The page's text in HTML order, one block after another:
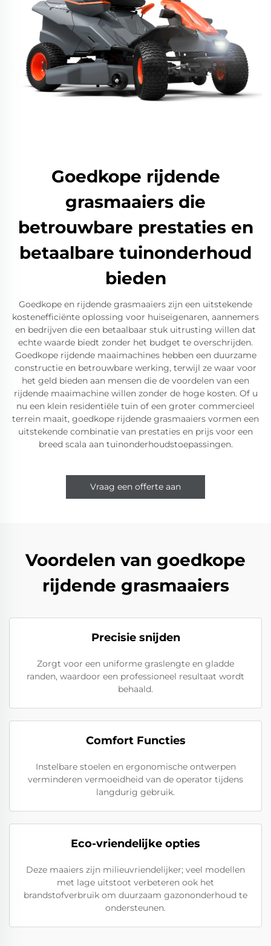
Goedkope rijdende
grasmaaiers die
betrouwbare prestaties en
betaalbare tuinonderhoud
bieden
Goedkope en rijdende grasmaaiers zijn een uitstekende
kostenefficiënte oplossing voor huiseigenaren, aannemers
en bedrijven die een betaalbaar stuk uitrusting willen dat
echte waarde biedt zonder het budget te overschrijden.
Goedkope rijdende maaimachines hebben een duurzame
constructie en betrouwbare werking, terwijl ze waar voor
het geld bieden aan mensen die de voordelen van een
rijdende maaimachine willen zonder de hoge kosten. Of u
nu een klein residentiële tuin of een groter commercieel
terrein maait, goedkope rijdende grasmaaiers vormen een
uitstekende combinatie van prestaties en prijs voor een
breed scala aan tuinonderhoudstoepassingen.
Vraag een offerte aan
Voordelen van goedkope
rijdende grasmaaiers
Precisie snijden
Zorgt voor een uniforme graslengte en gladde
randen, waardoor een professioneel resultaat wordt
behaald.
Comfort Functies
Instelbare stoelen en ergonomische ontwerpen
verminderen vermoeidheid van de operator tijdens
langdurig gebruik.
Eco-vriendelijke opties
Deze maaiers zijn milieuvriendelijker; veel modellen
met lage uitstoot verbeteren ook het
brandstofverbruik om duurzaam gazononderhoud te
ondersteunen.